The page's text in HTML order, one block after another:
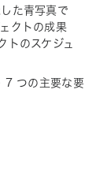
た青写真で
クトの成果
トのスケジュ
7 つの主要な要